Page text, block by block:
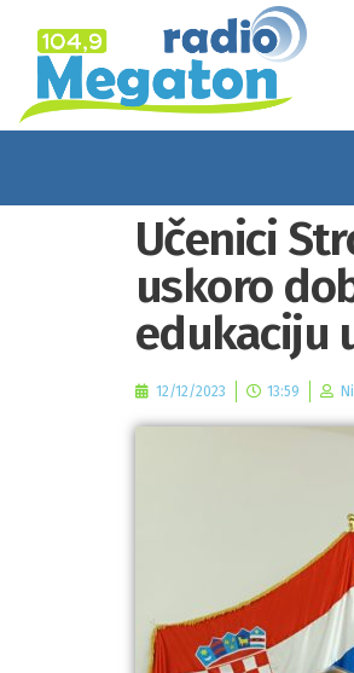
Učenici
uskoro
edukaciju
12/12/2023 13:59